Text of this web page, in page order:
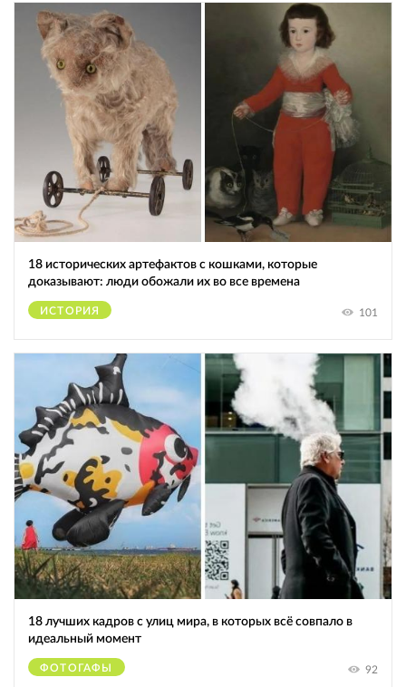
18 исторических артефактов с кошками, которые
доказывают: люди обожали их во все времена
ИСТОРИЯ 101
18 лучших кадров с улиц мира, в которых всё совпало в
идеальный момент
ФОТОГАФЫ 92